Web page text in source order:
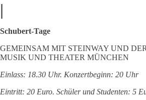
|
Schubert-Tage
GEMEINSAM MIT STEINWAY UND
MUSIK UND THEATER MÜNCHEN
Einlass: 18.30 Uhr. Konzertbeginn: 20 Uhr
Eintritt: 20 Euro. Schüler und Studenten: 5